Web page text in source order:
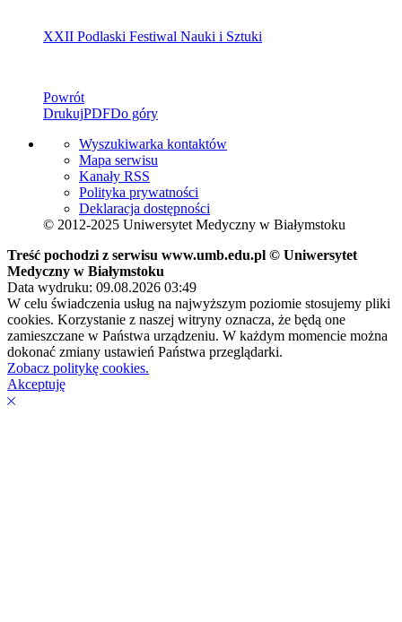
XXII Podlaski Festiwal Nauki i Sztuki
Powrót
DrukujPDFDo góry
Wyszukiwarka kontaktów
Mapa serwisu
Kanały RSS
Polityka prywatności
Deklaracja dostępności
© 2012-2025 Uniwersytet Medyczny w Białymstoku
Treść pochodzi z serwisu www.umb.edu.pl © Uniwersytet
Medyczny w Białymstoku
Data wydruku: 09.08.2026 03:49
W celu świadczenia usług na najwyższym poziomie stosujemy pliki
cookies. Korzystanie z naszej witryny oznacza, że będą one
zamieszczane w Państwa urządzeniu. W każdym momencie można
dokonać zmiany ustawień Państwa przeglądarki.
Zobacz politykę cookies.
Akceptuję